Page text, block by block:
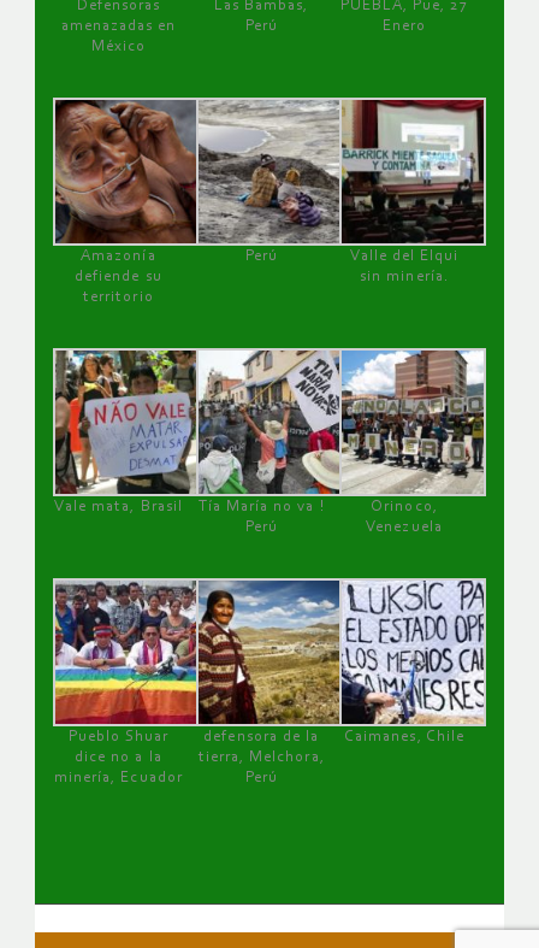
Defensoras
amenazadas en
México
Las Bambas,
Perú
PUEBLA, Pue, 27
Enero
Amazonía
defiende su
territorio
Perú
Valle del Elqui
sin minería.
Vale mata, Brasil
Tía María no va !
Perú
Orinoco,
Venezuela
Pueblo Shuar
dice no a la
minería, Ecuador
defensora de la
tierra, Melchora,
Perú
Caimanes, Chile